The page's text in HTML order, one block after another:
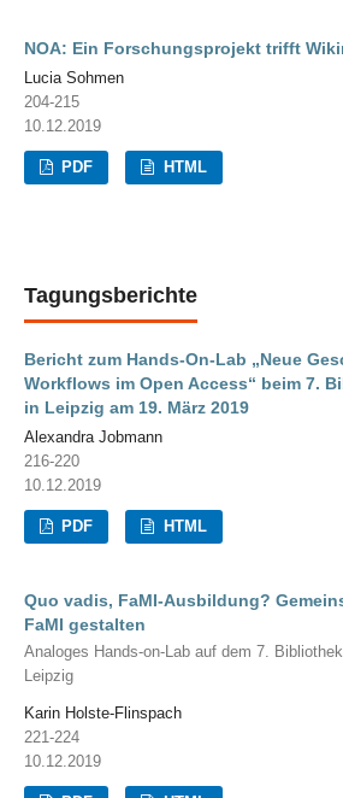
NOA: Ein Forschungsprojekt trifft
Lucia Sohmen
204-215
10.12.2019
PDF HTML
Tagungsberichte
Bericht zum Hands-On-Lab „Neue
Workflows im Open Access“ beim 7.
in Leipzig am 19. März 2019
Alexandra Jobmann
216-220
10.12.2019
PDF HTML
Quo vadis, FaMI-Ausbildung?
FaMI gestalten
Analoges Hands-on-Lab auf dem 7.
Leipzig
Karin Holste-Flinspach
221-224
10.12.2019